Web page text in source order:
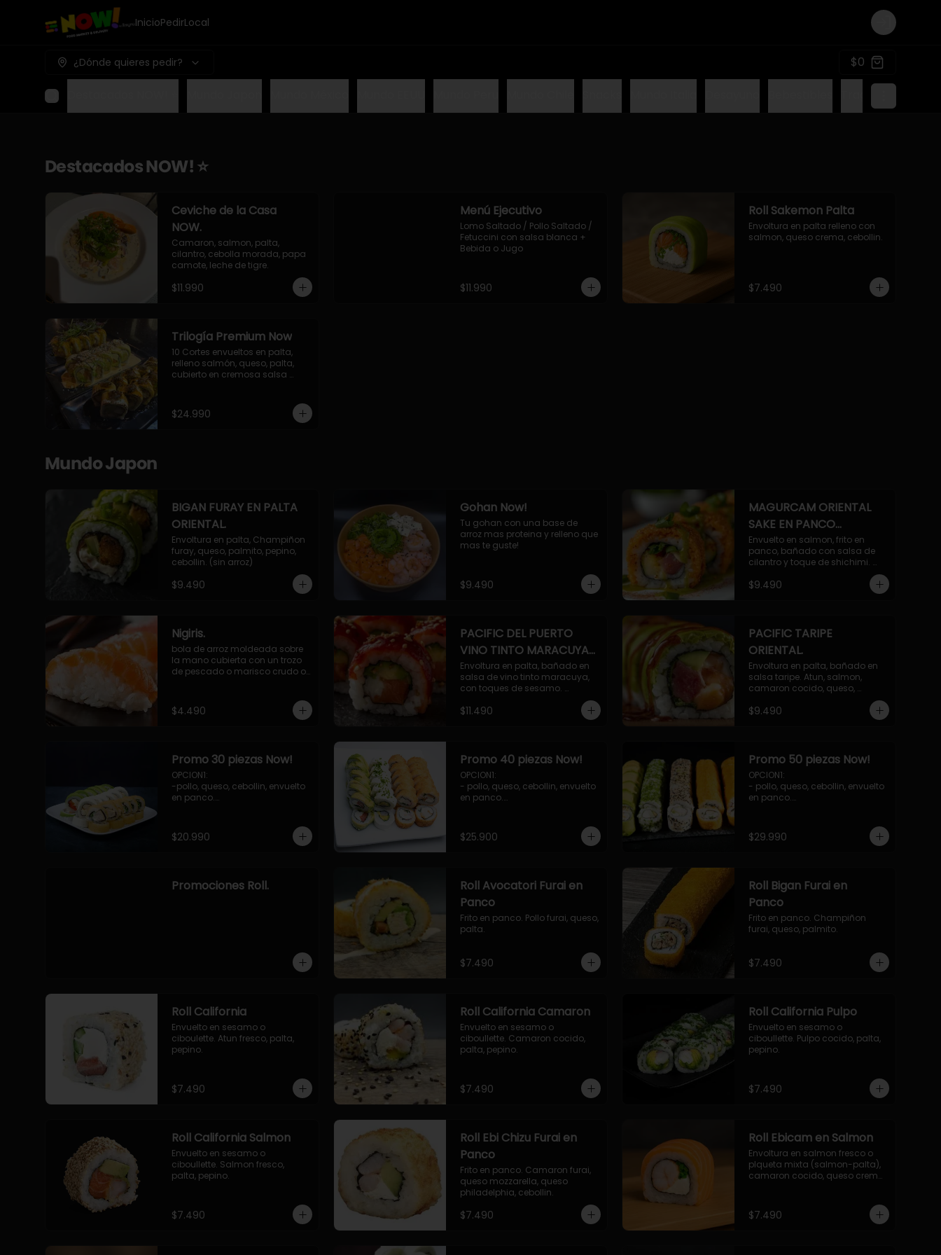
InicioPedirLocal Login
¿Dónde quieres pedir? $0
Destacados NOW! ⭐
Ceviche de la Casa
NOW.
Camaron, salmon, palta,
cilantro, cebolla morada, papa
camote, leche de tigre.
$11.990
Menú Ejecutivo
Lomo Saltado / Pollo Saltado /
Fetuccini con salsa blanca +
Bebida o Jugo
$11.990
Roll Sakemon Palta
Envoltura en palta relleno con
salmon, queso crema, cebollin.
$7.490
Trilogía Premium Now
10 Cortes envueltos en palta,
relleno salmón, queso, palta,
cubierto en cremosa salsa
crema, relleno de pollo
apanado y palta, cubierto con
salmón.
$24.990
Mundo Japon
BIGAN FURAY EN PALTA
ORIENTAL.
Envoltura en palta, Champiñon
furay, queso, palmito, pepino,
cebollin. (sin arroz)
$9.490
Gohan Now!
Tu gohan con una base de
arroz mas proteina y relleno que
mas te guste!
$9.490
MAGURCAM ORIENTAL
SAKE EN PANCO
ACILANTRADO.
Envuelto en salmon, frito en
panco, bañado con salsa de
cilantro y toque de shichimi.
Atun, camaron, queso, cebollin.
$9.490
Nigiris.
bola de arroz moldeada sobre
la mano cubierta con un trozo
de pescado o marisco crudo o
$4.490
PACIFIC DEL PUERTO
VINO TINTO MARACUYA
ORIENTAL.
Envoltura en palta, bañado en
salsa de vino tinto maracuya,
con toques de sesamo.
Camaron furai, salmon, queso,
pepino.
$11.490
PACIFIC TARIPE
ORIENTAL.
Envoltura en palta, bañado en
salsa taripe. Atun, salmon,
camaron cocido, queso,
$9.490
Promo 30 piezas Now!
OPCION1:
-pollo, queso, cebollin, envuelto
en panco.
-palmito, pepino, queso,
envuelto ciboulette o sesamo.
-camaron, palta, cebollin,
$20.990
Promo 40 piezas Now!
OPCION1:
- pollo, queso, cebollin, envuelto
en panco.
- palmito, pepino, queso,
envuelto en palta.
- pollo, queso, cebollin, envuelto
en panco.
- camaron, queso, cebollin,
envuelto en palta.
- palmito, pepino, queso,
- salmon, queso, palta, envuelto
en queso.
$25.900
Promo 50 piezas Now!
OPCION1:
- pollo, queso, cebollin, envuelto
en panco.
- palmito, pepino, queso,
envuelto en palta.
OPCION2:
- pollo, queso, cebollin, envuelto
en panco.
- camaron, queso, cebollin,
envuelto en panco.
- salmon, queso, palta, envuelto
$29.990
Promociones Roll.
Roll Avocatori Furai en
Panco
Frito en panco. Pollo furai, queso,
palta.
$7.490
Roll Bigan Furai en
Panco
Frito en panco. Champiñon
furai, queso, palmito.
$7.490
Roll California
Envuelto en sesamo o
ciboulette. Atun fresco, palta,
pepino.
$7.490
Roll California Camaron
Envuelto en sesamo o
ciboullette. Camaron cocido,
palta, pepino.
$7.490
Roll California Pulpo
Envuelto en sesamo o
ciboullette. Pulpo cocido, palta,
pepino.
$7.490
Roll California Salmon
Envuelto en sesamo o
ciboullette. Salmon fresco,
palta, pepino.
$7.490
Roll Ebi Chizu Furai en
Panco
Frito en panco. Camaron furai,
queso mozzarella, queso
philadelphia, cebollin.
$7.490
Roll Ebicam en Salmon
Envoltura en salmon fresco o
plqueta mixta (salmon-palta),
camaron cocido, queso crema,
$7.490